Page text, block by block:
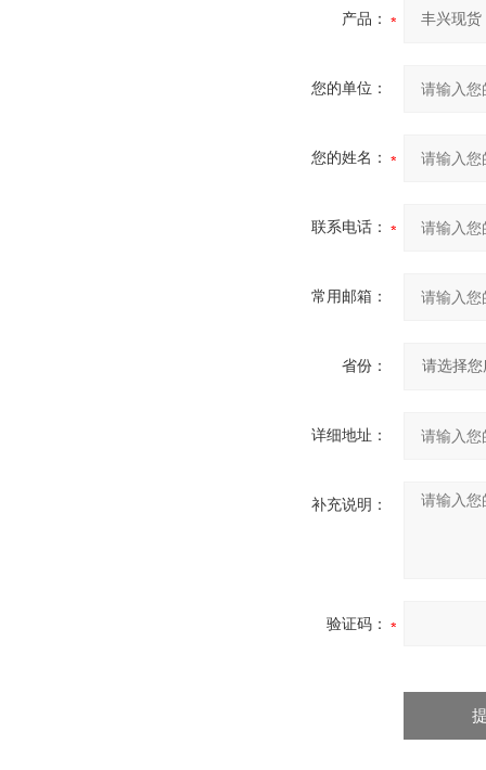
产品：
您的单位：
您的姓名：
联系电话：
常用邮箱：
省份：
详细地址：
补充说明：
验证码：